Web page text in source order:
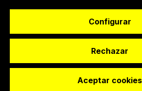
© Dashboard
Configurar
Rechazar
Aceptar cookies